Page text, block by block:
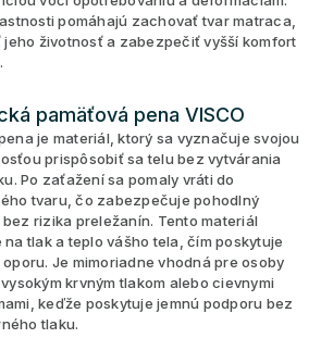
pomáhajú zachovať tvar matraca,
jeho životnosť a zabezpečiť vyšší komfort
pamäťová pena VISCO
je materiál, ktorý sa vyznačuje svojou
prispôsobiť sa telu bez vytvárania
Po zaťažení sa pomaly vráti do
tvaru, čo zabezpečuje pohodlný
rizika preležanín. Tento materiál
na tlak a teplo vášho tela, čím poskytuje
Je mimoriadne vhodná pre osoby
krvným tlakom alebo cievnymi
keďže poskytuje jemnú podporu bez
tlaku.